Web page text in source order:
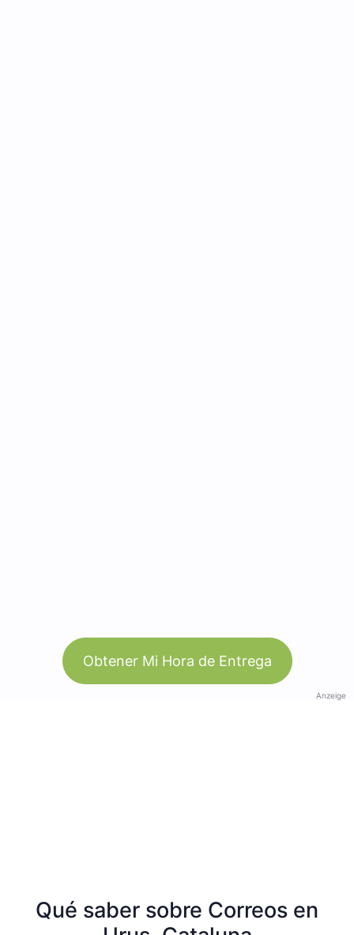
Obtener Mi Hora de Entrega
Anzeige
Qué saber sobre Correos en